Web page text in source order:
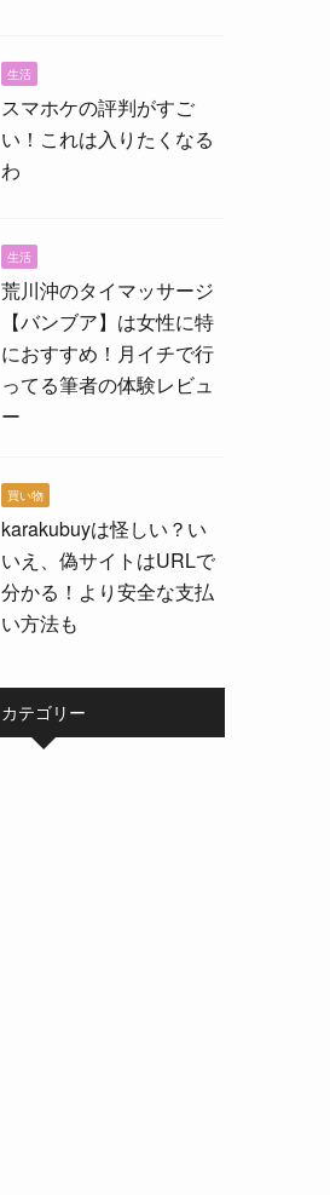
生活
スマホケの評判がすご
い！これは入りたくなる
わ
生活
荒川沖のタイマッサージ
【バンブア】は女性に特
におすすめ！月イチで行
ってる筆者の体験レビュ
ー
買い物
karakubuyは怪しい？い
いえ、偽サイトはURLで
分かる！より安全な支払
い方法も
カテゴリー